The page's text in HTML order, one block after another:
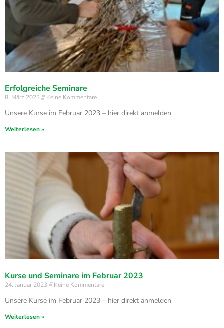
Erfolgreiche Seminare
8. März 2023 Keine Kommentare
Unsere Kurse im Februar 2023 – hier direkt anmelden
Weiterlesen »
Kurse und Seminare im Februar 2023
24. Januar 2023 Keine Kommentare
Unsere Kurse im Februar 2023 – hier direkt anmelden
Weiterlesen »